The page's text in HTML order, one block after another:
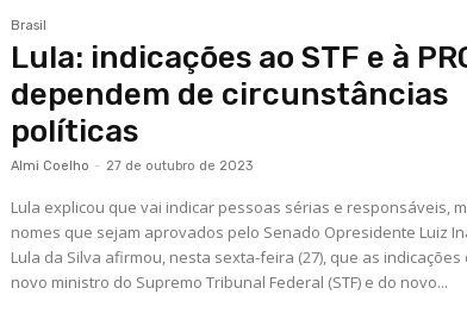
Brasil
Lula: indicações ao STF e à
dependem de circunstâncias
políticas
Almi Coelho - 27 de outubro de 2023
Lula explicou que vai indicar pessoas sérias e responsáveis,
nomes que sejam aprovados pelo Senado Opresidente Luiz
Lula da Silva afirmou, nesta sexta-feira (27), que as indicações
novo ministro do Supremo Tribunal Federal (STF) e do novo...